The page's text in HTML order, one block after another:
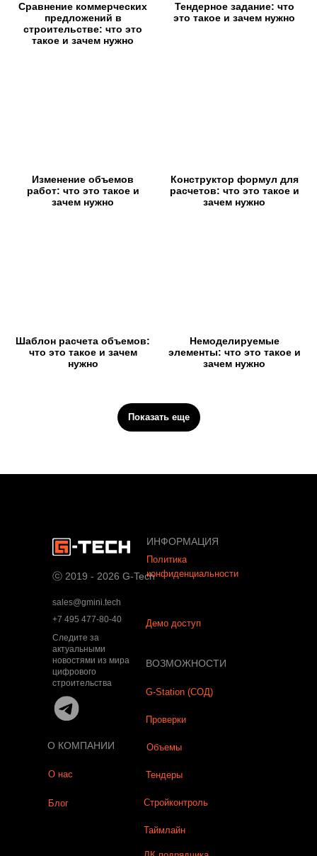
Сравнение коммерческих
предложений в
строительстве: что это
такое и зачем нужно
Тендерное задание: что
это такое и зачем нужно
Изменение объемов
работ: что это такое и
зачем нужно
Конструктор формул для
расчетов: что это такое и
зачем нужно
Шаблон расчета объемов:
что это такое и зачем
нужно
Немоделируемые
элементы: что это такое и
зачем нужно
Показать еще
Демо доступ
Политика
конфиденциальности
ИНФОРМАЦИЯ
О нас
Блог
ⓒ 2019 - 2026 G-Tech
sales@gmini.tech
+7 495 477-80-40
Следите за
актуальными
новостями из мира
цифрового
строительства
О КОМПАНИИ
G-Station (СОД)
Проверки
Объемы
Тендеры
Стройконтроль
Таймлайн
ВОЗМОЖНОСТИ